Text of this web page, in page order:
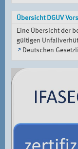
Übersicht DGUV
Eine Übersicht der
gültigen
Deutschen